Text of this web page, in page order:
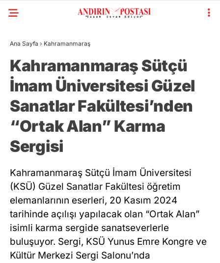
Ana Sayfa › Kahramanmaraş
Kahramanmaraş Sütçü
İmam Üniversitesi Güzel
Sanatlar Fakültesi’nden
“Ortak Alan” Karma
Sergisi
Kahramanmaraş Sütçü İmam Üniversitesi
(KSÜ) Güzel Sanatlar Fakültesi öğretim
elemanlarının eserleri, 20 Kasım 2024
tarihinde açılışı yapılacak olan “Ortak Alan”
isimli karma sergide sanatseverlerle
buluşuyor. Sergi, KSÜ Yunus Emre Kongre ve
Kültür Merkezi Sergi Salonu’nda